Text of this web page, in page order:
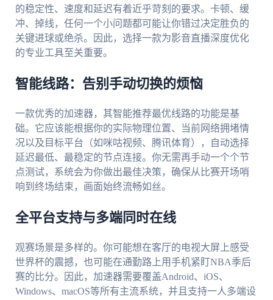
的稳定性、速度和延迟有着近乎苛刻的要求。卡顿、缓
冲、掉线，任何一个小问题都可能让你错过决定胜负的
关键进球或绝杀。因此，选择一款为影音直播深度优化
的专业工具至关重要。
智能线路：告别手动切换的烦恼
一款优秀的加速器，其智能推荐最优线路的功能是基
础。它应该能根据你的实际物理位置、当前网络拥堵情
况以及目标平台（如咪咕视频、腾讯体育），自动选择
延迟最低、最稳定的节点连接。你无需再手动一个个节
点测试，系统会为你做出最佳决策，确保从比赛开场哨
响到终场结束，画面始终流畅如丝。
全平台支持与多端同时在线
观赛场景是多样的。你可能想在客厅的电视大屏上感受
世界杯的震撼，也可能在通勤路上用手机紧盯NBA季后
赛的比分。因此，加速器需要覆盖Android、iOS、
Windows、macOS等所有主流系统，并且支持一人多端设